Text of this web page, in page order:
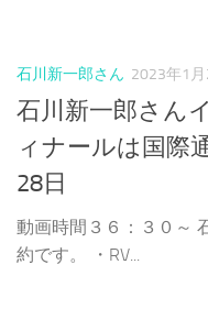
石川新一郎さん 2023年1月
石川新一郎さん
ィナールは国際
28日
動画時間３６：３０～
約です。 ・RV...